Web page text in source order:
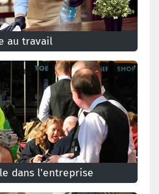
au travail
dans l'entreprise